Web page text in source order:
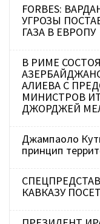
FORBES:
УГРОЗЫ
ГАЗА В ЕВРОПУ
В РИМЕ
АЛИЕВА С
МИНИСТРОВ
ДЖОРДЖЕЙ
Джампаоло
принцип
КАВКАЗУ